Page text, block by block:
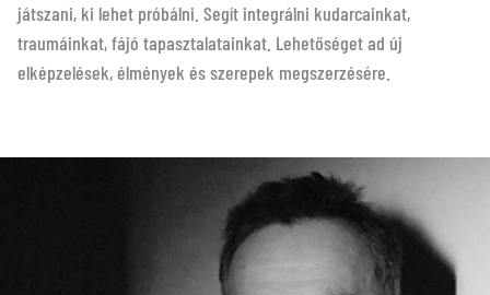
játszani, ki lehet próbálni. Segít integrálni kudarcainkat,
traumáinkat, fájó tapasztalatainkat. Lehetőséget ad új
elképzelések, élmények és szerepek megszerzésére.